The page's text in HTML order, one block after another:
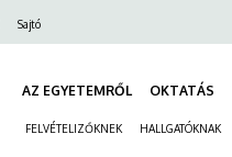
Sajtó
AZ EGYETEMRŐL OKTATÁS
FELVÉTELIZŐKNEK HALLGATÓKNAK